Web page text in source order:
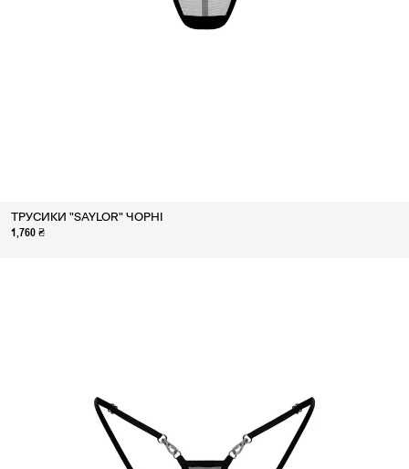
ТРУСИКИ "SAYLOR" ЧОРНІ
1,760 ₴